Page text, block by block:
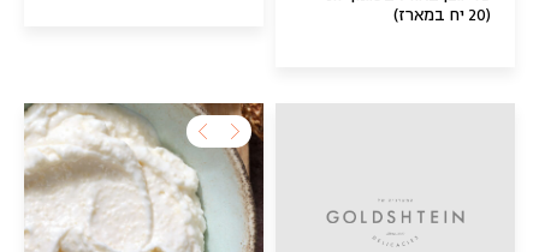
(20 יח במארז)